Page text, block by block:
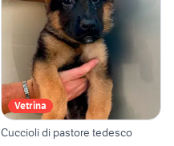
Vetrina
Cuccioli di pastore tedesco